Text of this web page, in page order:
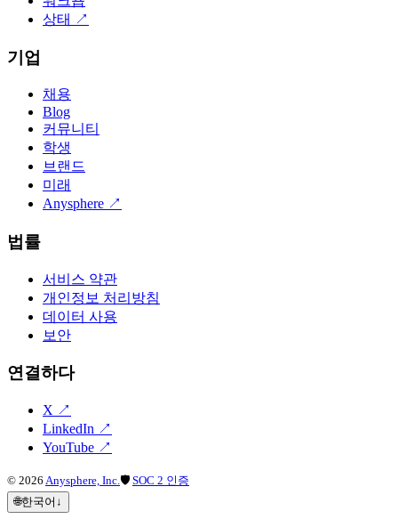
상태 ↗
기업
채용
Blog
커뮤니티
학생
브랜드
미래
Anysphere ↗
법률
서비스 약관
개인정보 처리방침
데이터 사용
보안
연결하다
X ↗
LinkedIn ↗
YouTube ↗
© 2026 Anysphere, Inc.🛡 SOC 2 인증
🌐한국어 ↓